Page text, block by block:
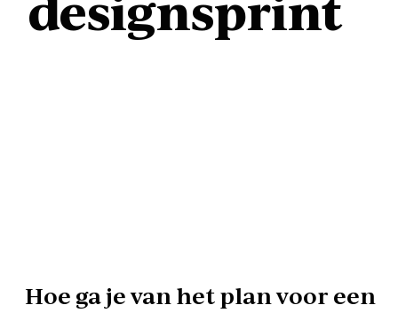
Hoe ga je van het plan voor een
designsprint